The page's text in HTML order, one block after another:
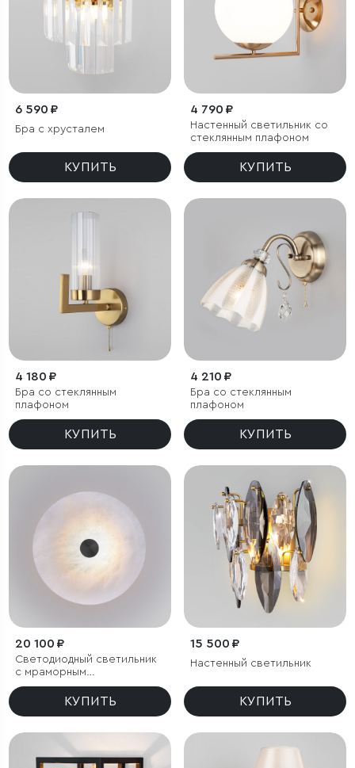
6 590 ₽
Бра с хрусталем
КУПИТЬ
4 790 ₽
Настенный светильник со
стеклянным плафоном
КУПИТЬ
4 180 ₽
Бра со стеклянным
плафоном
КУПИТЬ
4 210 ₽
Бра со стеклянным
плафоном
КУПИТЬ
20 100 ₽
Светодиодный светильник
с мраморным
рассеивателем
КУПИТЬ
15 500 ₽
Настенный светильник
КУПИТЬ